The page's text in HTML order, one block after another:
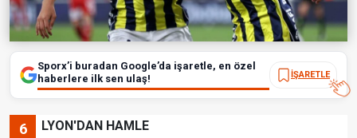
Sporx’i buradan Google’da işaretle, en özel
haberlere ilk sen ulaş!
İŞARETLE
6 LYON'DAN HAMLE